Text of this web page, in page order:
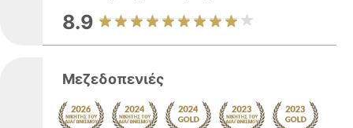
8.9
Μεζεδοπενιές